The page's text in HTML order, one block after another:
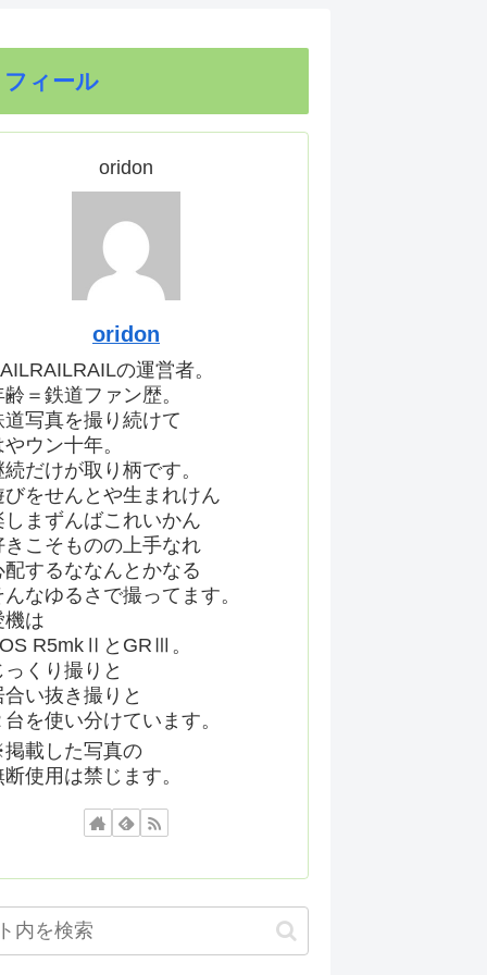
ィール
oridon
oridon
の運営者。
齢＝鉄道ファン歴。
道写真を撮り続けて
やウン十年。
続だけが取り柄です。
びをせんとや生まれけん
しまずんばこれいかん
きこそものの上手なれ
配するななんとかなる
んなゆるさで撮ってます。
機は
R5mkⅡとGRⅢ。
っくり撮りと
合い抜き撮りと
台を使い分けています。
載した写真の
断使用は禁じます。